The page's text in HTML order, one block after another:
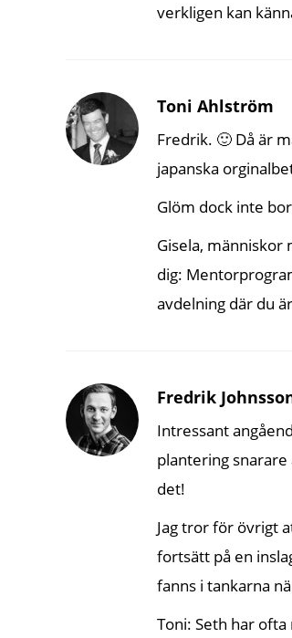
verkligen kan
Toni Ahlström
Fredrik. 🙂 Då är
japanska
Glöm dock inte
Gisela, människor
dig:
avdelning där du
Fredrik
Intressant
plantering
det!
Jag tror för övrigt
fortsätt på en
fanns i tankarna
Toni: Seth har